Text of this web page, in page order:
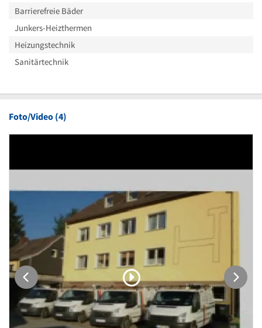
Barrierefreie Bäder
Junkers-Heizthermen
Heizungstechnik
Sanitärtechnik
Foto/Video (4)